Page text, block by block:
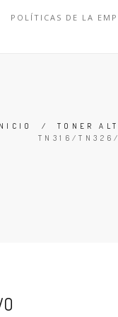
POLÍTICAS DE LA
/ TONER
TN316/TN326/